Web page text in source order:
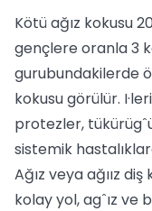
Kötü ağız kokusu
gençlere oranla 3
gurubundakilerde
kokusu görülür.
protezler,
sistemik
Ağız veya ağıız
kolay yol, agˆız ve